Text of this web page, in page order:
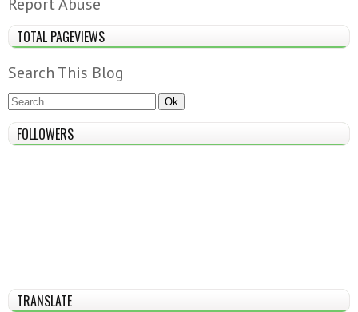
Report Abuse
TOTAL PAGEVIEWS
Search This Blog
FOLLOWERS
TRANSLATE